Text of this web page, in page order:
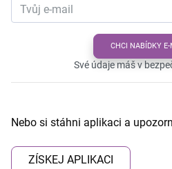
CHCI NABÍDKY
Své údaje máš v
Nebo si stáhni aplikaci a
ZÍSKEJ APLIKACI